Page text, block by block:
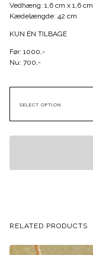
Vedhæng: 1,6 cm x 1,6 cm
Kædelængde: 42 cm
KUN ÉN TILBAGE
Før: 1000,-
Nu: 700,-
RELATED PRODUCTS